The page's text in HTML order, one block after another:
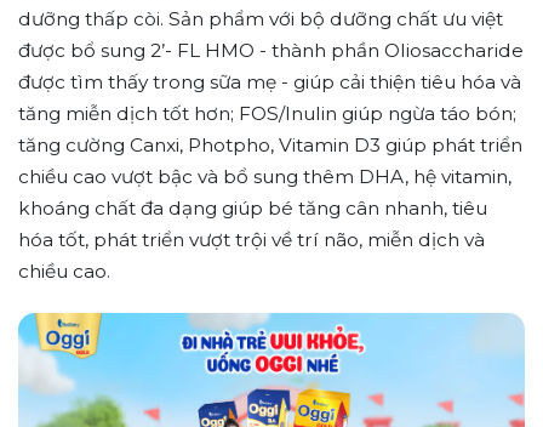
dưỡng thấp còi. Sản phẩm với bộ dưỡng chất ưu việt
được bổ sung 2’- FL HMO - thành phần Oliosaccharide
được tìm thấy trong sữa mẹ - giúp cải thiện tiêu hóa và
tăng miễn dịch tốt hơn; FOS/Inulin giúp ngừa táo bón;
tăng cường Canxi, Photpho, Vitamin D3 giúp phát triển
chiều cao vượt bậc và bổ sung thêm DHA, hệ vitamin,
khoáng chất đa dạng giúp bé tăng cân nhanh, tiêu
hóa tốt, phát triển vượt trội về trí não, miễn dịch và
chiều cao.